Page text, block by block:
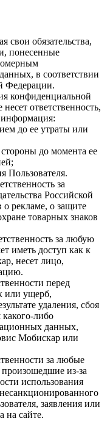
свои обязательства,
понесенные
в соответствии
Федерации.
конфиденциальной
ответственность,
информация:
до ее утраты или
до момента ее
Пользователя.
за
Российской
рекламе, о защите
товарных знаков
за любую
иметь доступ как к
несет лицо,
перед
или ущерб,
удаления, сбоя
либо
данных,
Мобискар или
за любые
из-за
использования
заявления или
на сайте.